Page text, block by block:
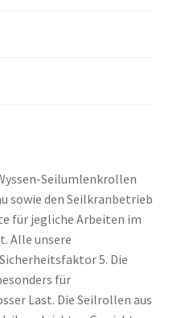
Seilumlenkrollen
sowie den Seilkranbetrieb
für jegliche Arbeiten im
Alle unsere
5. Die
für
Last. Die Seilrollen aus